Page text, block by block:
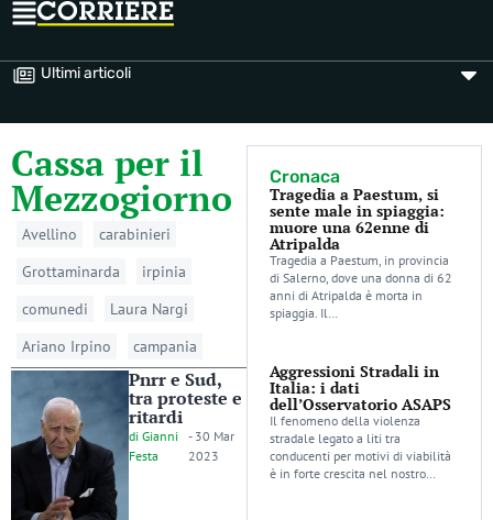
Ultimi articoli
Cassa per il
Mezzogiorno
Avellino
carabinieri
Grottaminarda
irpinia
comunedi
Laura Nargi
Ariano Irpino
campania
Pnrr e Sud,
tra proteste e
ritardi
di Gianni
Festa
- 30 Mar
2023
Cronaca
Tragedia a Paestum, si
sente male in spiaggia:
muore una 62enne di
Atripalda
Tragedia a Paestum, in provincia
di Salerno, dove una donna di 62
anni di Atripalda è morta in
spiaggia. Il…
Aggressioni Stradali in
Italia: i dati
dell’Osservatorio ASAPS
Il fenomeno della violenza
stradale legato a liti tra
conducenti per motivi di viabilità
è in forte crescita nel nostro…